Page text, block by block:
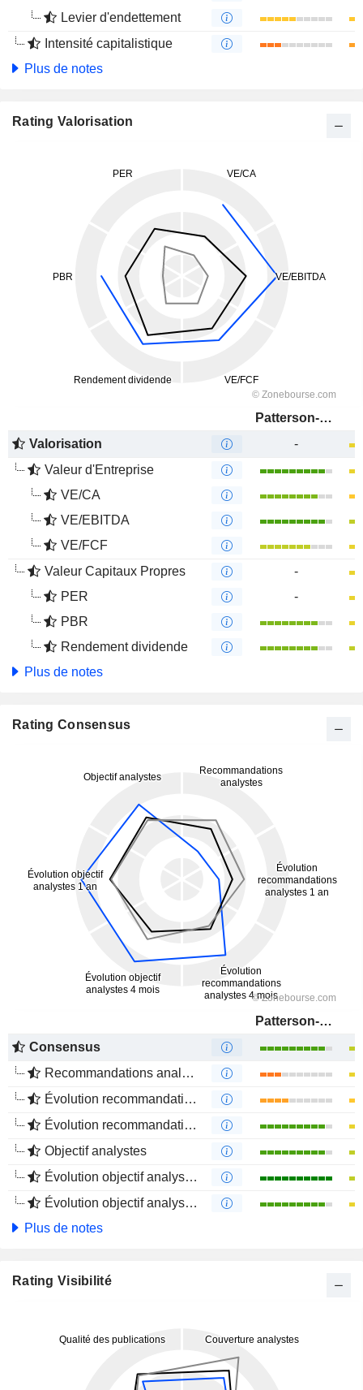
Levier d'endettement
Intensité capitalistique
Plus de notes
Rating Valorisation
Patterson-UTI Energy, Inc.
Valorisation
-
Valeur d'Entreprise
VE/CA
VE/EBITDA
VE/FCF
Valeur Capitaux Propres
-
PER
-
PBR
Rendement dividende
Plus de notes
Rating Consensus
Patterson-UTI Energy, Inc.
Consensus
Recommandations analystes
Évolution recommandations analystes 1 an
Évolution recommandations analystes 4 mois
Objectif analystes
Évolution objectif analystes 1 an
Évolution objectif analystes 4 mois
Plus de notes
Rating Visibilité